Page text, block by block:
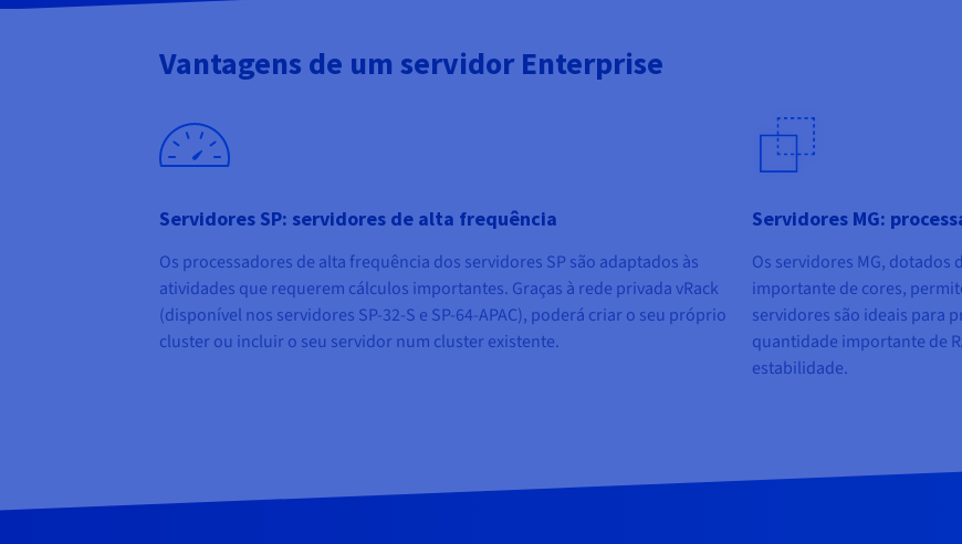
Vantagens de um servidor Enterprise
Servidores SP: servidores de alta frequência
Os processadores de alta frequência dos servidores SP são adaptados às
atividades que requerem cálculos importantes. Graças à rede privada vRack
(disponível nos servidores SP-32-S e SP-64-APAC), poderá criar o seu próprio
cluster ou incluir o seu servidor num cluster existente.
Servidores MG:
Os servidores MG, dotados
importante de cores,
servidores são ideais para
quantidade importante de
estabilidade.